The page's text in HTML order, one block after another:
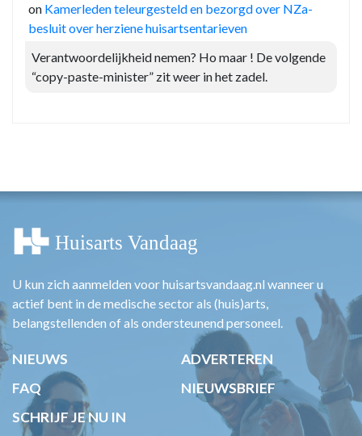
on Kamerleden teleurgesteld en bezorgd over NZa-
besluit over herziene huisartsentarieven
Verantwoordelijkheid nemen? Ho maar ! De volgende
“copy-paste-minister” zit weer in het zadel.
U kun zich aanmelden voor huisartsvandaag.nl wanneer u
actief bent in de medische sector als (huis)arts,
belangstellenden of als ondersteunend personeel.
NIEUWS
ADVERTEREN
FAQ
NIEUWSBRIEF
SCHRIJF JE NU IN